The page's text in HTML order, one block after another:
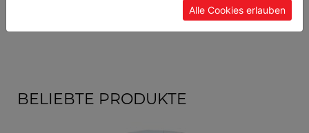
9120058373480
BELIEBTE PRODUKTE
Alle Cookies erlauben